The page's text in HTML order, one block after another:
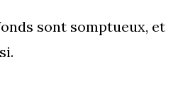
sont somptueux, et